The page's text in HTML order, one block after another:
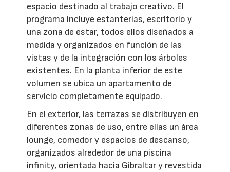
espacio destinado al trabajo creativo. El
programa incluye estanterías, escritorio y
una zona de estar, todos ellos diseñados a
medida y organizados en función de las
vistas y de la integración con los árboles
existentes. En la planta inferior de este
volumen se ubica un apartamento de
servicio completamente equipado.
En el exterior, las terrazas se distribuyen en
diferentes zonas de uso, entre ellas un área
lounge, comedor y espacios de descanso,
organizados alrededor de una piscina
infinity, orientada hacia Gibraltar y revestida